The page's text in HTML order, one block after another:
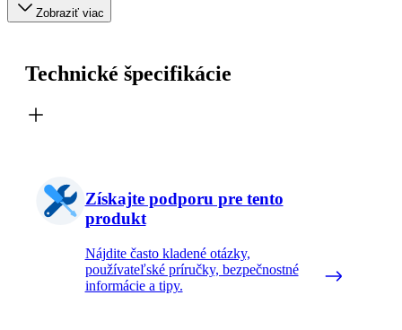
Zobraziť viac
Technické špecifikácie
Získajte podporu pre tento
produkt
Nájdite často kladené otázky,
používateľské príručky, bezpečnostné
informácie a tipy.